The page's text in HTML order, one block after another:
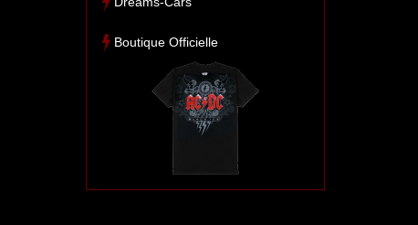
Boutique Officielle